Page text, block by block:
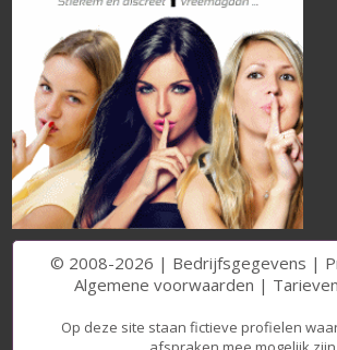
© 2008-2026 | Bedrijfsgegevens |
Algemene voorwaarden | Tarieven
Op deze site staan fictieve profielen